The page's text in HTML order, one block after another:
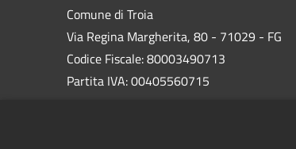
Comune di Troia
Via Regina Margherita, 80 - 71029 - FG
Codice Fiscale: 80003490713
Partita IVA: 00405560715